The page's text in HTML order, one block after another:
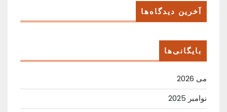
آخرین دیدگاه‌ها
بایگانی‌ها
می 2026
نوامبر 2025